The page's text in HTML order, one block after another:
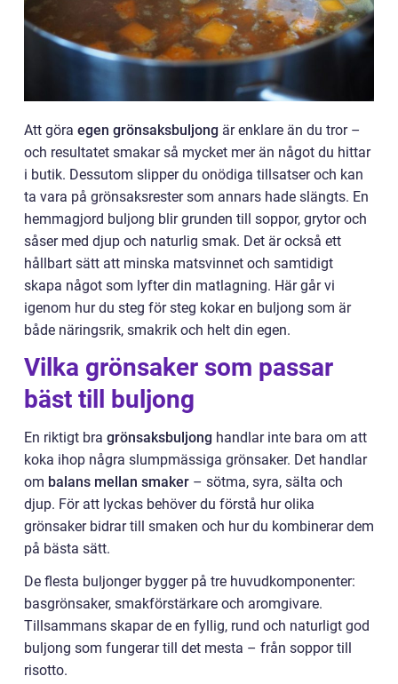
Att göra egen grönsaksbuljong är enklare än du tror –
och resultatet smakar så mycket mer än något du hittar
i butik. Dessutom slipper du onödiga tillsatser och kan
ta vara på grönsaksrester som annars hade slängts. En
hemmagjord buljong blir grunden till soppor, grytor och
såser med djup och naturlig smak. Det är också ett
hållbart sätt att minska matsvinnet och samtidigt
skapa något som lyfter din matlagning. Här går vi
igenom hur du steg för steg kokar en buljong som är
både näringsrik, smakrik och helt din egen.
Vilka grönsaker som passar
bäst till buljong
En riktigt bra grönsaksbuljong handlar inte bara om att
koka ihop några slumpmässiga grönsaker. Det handlar
om balans mellan smaker – sötma, syra, sälta och
djup. För att lyckas behöver du förstå hur olika
grönsaker bidrar till smaken och hur du kombinerar dem
på bästa sätt.
De flesta buljonger bygger på tre huvudkomponenter:
basgrönsaker, smakförstärkare och aromgivare.
Tillsammans skapar de en fyllig, rund och naturligt god
buljong som fungerar till det mesta – från soppor till
risotto.